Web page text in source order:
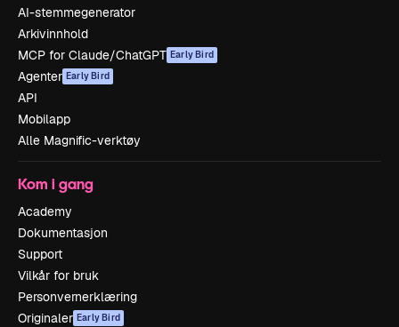
AI-stemmegenerator
Arkivinnhold
MCP for Claude/ChatGPT Early Bird
Agenter Early Bird
API
Mobilapp
Alle Magnific-verktøy
Kom i gang
Academy
Dokumentasjon
Support
Vilkår for bruk
Personvernerklæring
Originaler Early Bird